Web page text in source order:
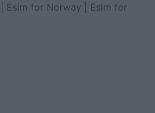
Esim for Norway
Esim for